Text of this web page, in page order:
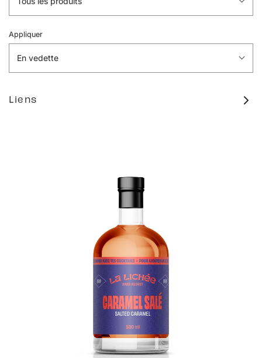
Appliquer
En vedette
Liens